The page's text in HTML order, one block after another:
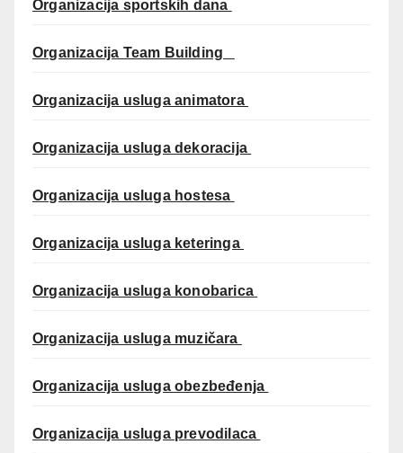
Organizacija sportskih dana
Organizacija Team Building
Organizacija usluga animatora
Organizacija usluga dekoracija
Organizacija usluga hostesa
Organizacija usluga keteringa
Organizacija usluga konobarica
Organizacija usluga muzičara
Organizacija usluga obezbeđenja
Organizacija usluga prevodilaca